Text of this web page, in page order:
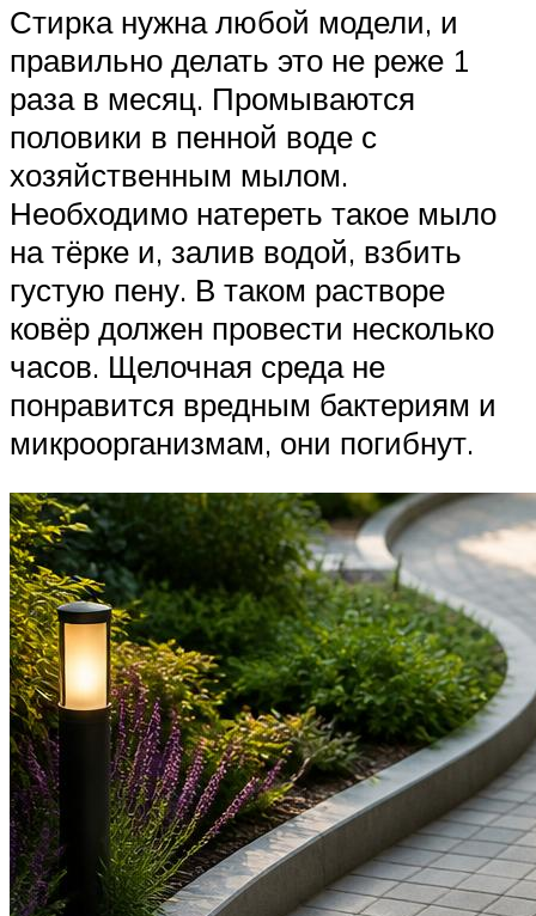
Стирка нужна любой модели, и
правильно делать это не реже 1
раза в месяц. Промываются
половики в пенной воде с
хозяйственным мылом.
Необходимо натереть такое мыло
на тёрке и, залив водой, взбить
густую пену. В таком растворе
ковёр должен провести несколько
часов. Щелочная среда не
понравится вредным бактериям и
микроорганизмам, они погибнут.